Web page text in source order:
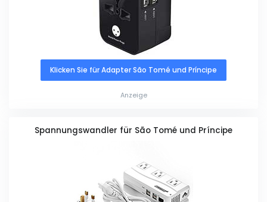
Klicken Sie für Adapter São Tomé und Príncipe
Anzeige
Spannungswandler für São Tomé und Príncipe